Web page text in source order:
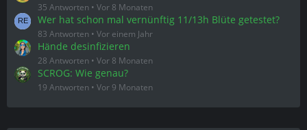
35 Antworten Vor 8 Monaten
Wer hat schon mal vernünftig 11/13h Blüte getestet?
83 Antworten Vor einem Jahr
Hände desinfizieren
28 Antworten Vor 8 Monaten
SCROG: Wie genau?
19 Antworten Vor 9 Monaten